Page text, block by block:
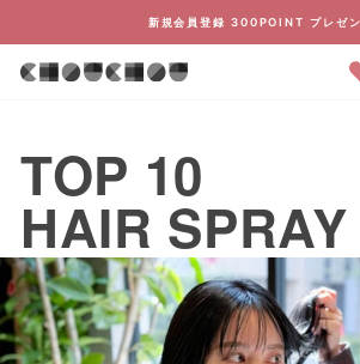
ン
プ
ー
を
止
す
る
新規会員登録 300POINT プレゼ
TOP 10
HAIR SPRAY